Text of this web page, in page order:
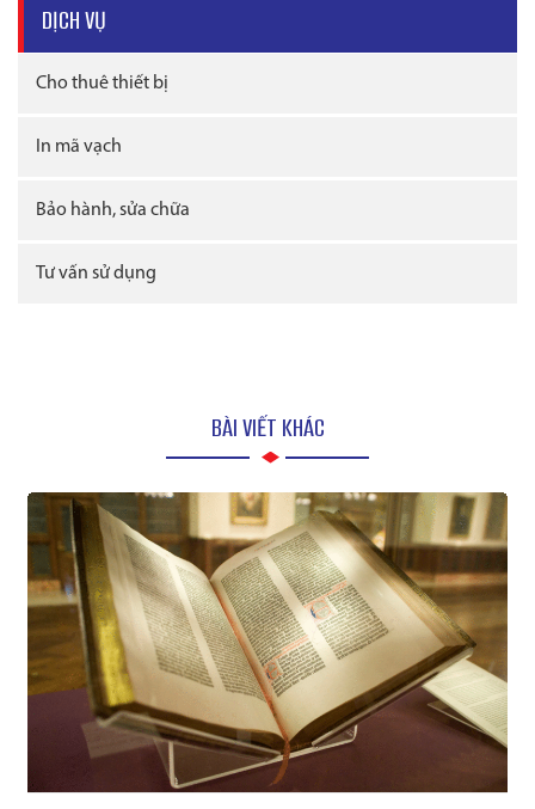
DỊCH VỤ
Cho thuê thiết bị
In mã vạch
Bảo hành, sửa chữa
Tư vấn sử dụng
BÀI VIẾT KHÁC